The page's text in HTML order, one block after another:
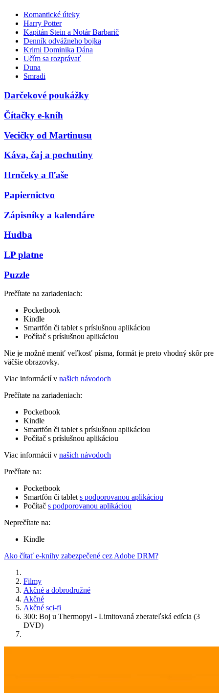
Romantické úteky
Harry Potter
Kapitán Stein a Notár Barbarič
Denník odvážneho bojka
Krimi Dominika Dána
Učím sa rozprávať
Duna
Smradi
Darčekové poukážky
Čítačky e-kníh
Vecičky od Martinusu
Káva, čaj a pochutiny
Hrnčeky a fľaše
Papiernictvo
Zápisníky a kalendáre
Hudba
LP platne
Puzzle
Prečítate na zariadeniach:
Pocketbook
Kindle
Smartfón či tablet s príslušnou aplikáciou
Počítač s príslušnou aplikáciou
Nie je možné meniť veľkosť písma, formát je preto vhodný skôr pre
väčšie obrazovky.
Viac informácií v našich návodoch
Prečítate na zariadeniach:
Pocketbook
Kindle
Smartfón či tablet s príslušnou aplikáciou
Počítač s príslušnou aplikáciou
Viac informácií v našich návodoch
Prečítate na:
Pocketbook
Smartfón či tablet s podporovanou aplikáciou
Počítač s podporovanou aplikáciou
Neprečítate na:
Kindle
Ako čítať e-knihy zabezpečené cez Adobe DRM?
Filmy
Akčné a dobrodružné
Akčné
Akčné sci-fi
300: Boj u Thermopyl - Limitovaná zberateľská edícia (3
DVD)